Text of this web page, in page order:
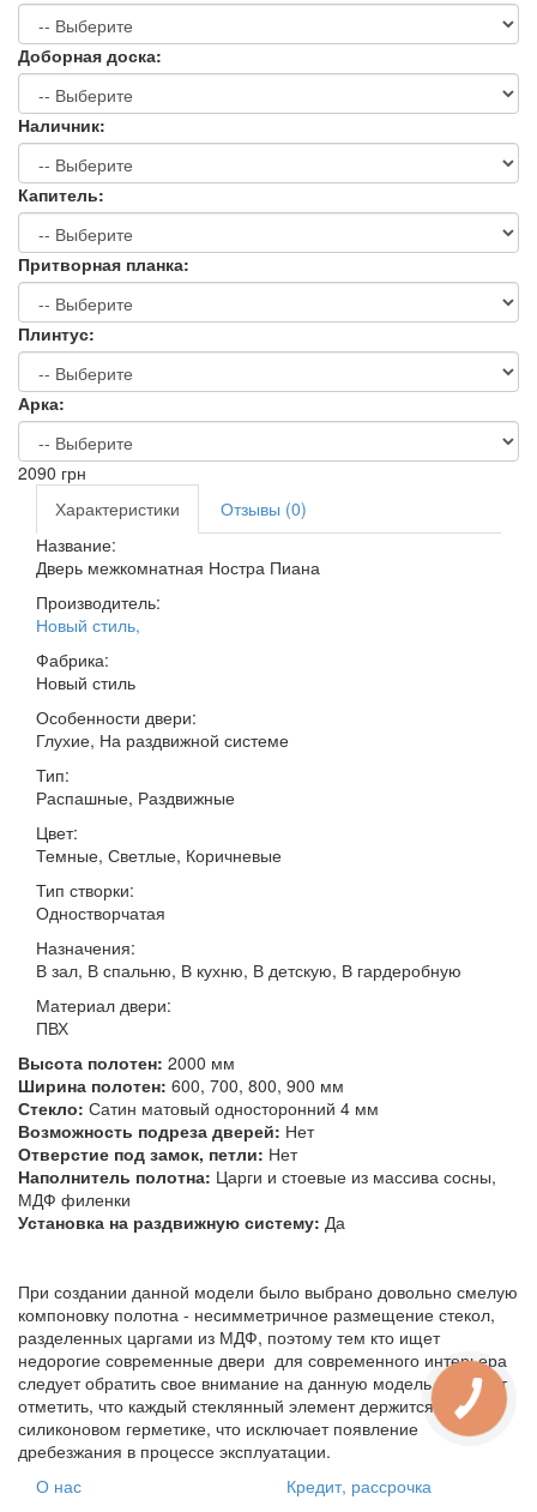
Доборная доска:
Наличник:
Капитель:
Притворная планка:
Плинтус:
Арка:
2090 грн
Характеристики
Отзывы (0)
Название:
Дверь межкомнатная Ностра Пиана
Производитель:
Новый стиль,
Фабрика:
Новый стиль
Особенности двери:
Глухие, На раздвижной системе
Тип:
Распашные, Раздвижные
Цвет:
Темные, Светлые, Коричневые
Тип створки:
Одностворчатая
Назначения:
В зал, В спальню, В кухню, В детскую, В гардеробную
Материал двери:
ПВХ
Высота полотен: 2000 мм
Ширина полотен: 600, 700, 800, 900 мм
Стекло: Сатин матовый односторонний 4 мм
Возможность подреза дверей: Нет
Отверстие под замок, петли: Нет
Наполнитель полотна: Царги и стоевые из массива сосны,
МДФ филенки
Установка на раздвижную систему: Да
При создании данной модели было выбрано довольно смелую
компоновку полотна - несимметричное размещение стекол,
разделенных царгами из МДФ, поэтому тем кто ищет
недорогие современные двери для современного интерьера
следует обратить свое внимание на данную модель. Следует
отметить, что каждый стеклянный элемент держится на
силиконовом герметике, что исключает появление
дребезжания в процессе эксплуатации.
О нас
Кредит, рассрочка